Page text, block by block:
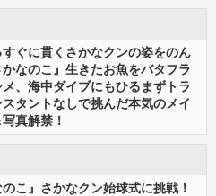
すぐに貫くさかなクンの姿をのん
なのこ』生きたお魚をバタフラ
、海中ダイブにもひるまずトラ
タントなしで挑んだ本気のメイ
真解禁！
こ』さかなクン始球式に挑戦！